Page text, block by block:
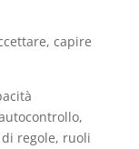
capire
regole, ruoli